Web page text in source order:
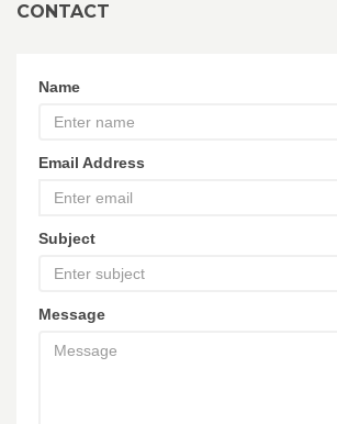
CONTACT
Name
Email Address
Subject
Message